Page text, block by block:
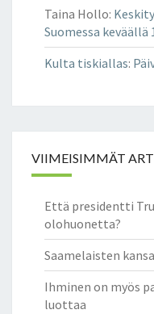
Taina Hollo:
Suomessa keväällä
Kulta tiskiallas:
VIIMEISIMMÄT
Että presidentti
olohuonetta?
Saamelaisten
Ihminen on myös
luottaa